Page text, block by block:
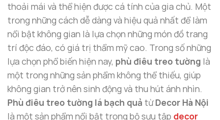
thoải mái và thể hiện được cá tính của gia chủ. Một
trong những cách dễ dàng và hiệu quả nhất để làm
nổi bật không gian là lựa chọn những món đồ trang
trí độc đáo, có giá trị thẩm mỹ cao. Trong số những
lựa chọn phổ biến hiện nay, phù điêu treo tường là
một trong những sản phẩm không thể thiếu, giúp
không gian trở nên sinh động và thu hút ánh nhìn.
Phù điêu treo tường lá bạch quả từDecor Hà Nội
là một sản phẩm nổi bật trong bộ sưu tập decor